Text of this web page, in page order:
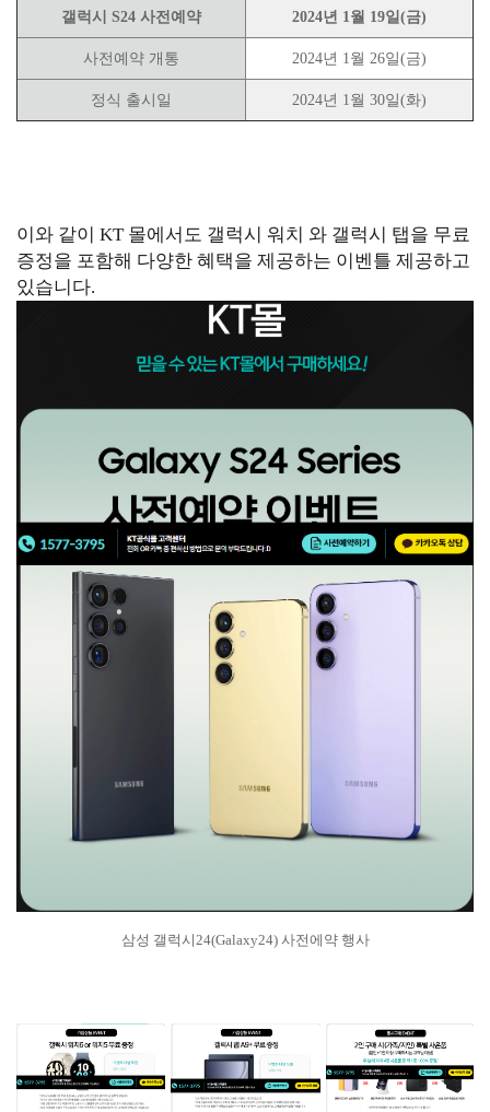
갤럭시 S24 사전예약 2024년 1월 19일(금)
사전예약 개통 2024년 1월 26일(금)
정식 출시일 2024년 1월 30일(화)
이와 같이 KT 몰에서도 갤럭시 워치 와 갤럭시 탭을 무료
증정을 포함해 다양한 혜택을 제공하는 이벤틀 제공하고
있습니다.
삼성 갤럭시24(Galaxy24) 사전에약 행사